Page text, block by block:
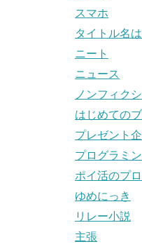
スマホ
タイトル名
ニート
ニュース
ノンフィク
はじめての
プレゼント
プログラミ
ポイ活のプ
ゆめにっき
リレー小説
主張